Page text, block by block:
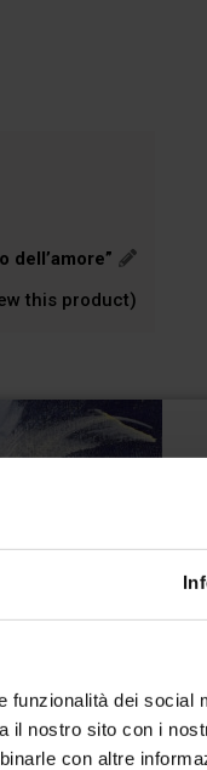
dei social
il nostro sito con i
con altre
dell’amore”
this product)